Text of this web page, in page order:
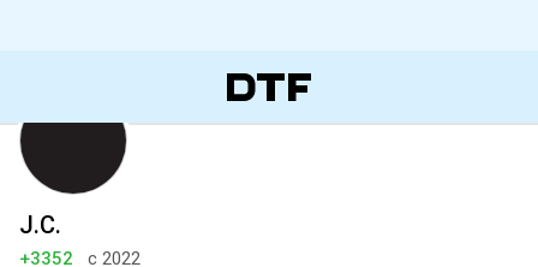
J.C.
+3352
с 2022